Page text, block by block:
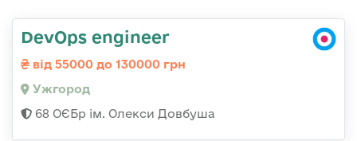
DevOps engineer
від 55000 до 130000 грн
Ужгород
68 ОЄБр ім. Олекси Довбуша